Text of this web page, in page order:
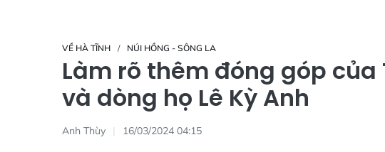
VỀ HÀ TĨNH NÚI HỒNG - SÔNG LA
Làm rõ thêm đóng góp của
và dòng họ Lê Kỳ Anh
Anh Thùy 16/03/2024 04:15